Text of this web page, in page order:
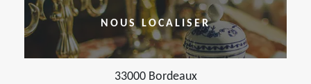
NOUS LOCALISER
33000 Bordeaux